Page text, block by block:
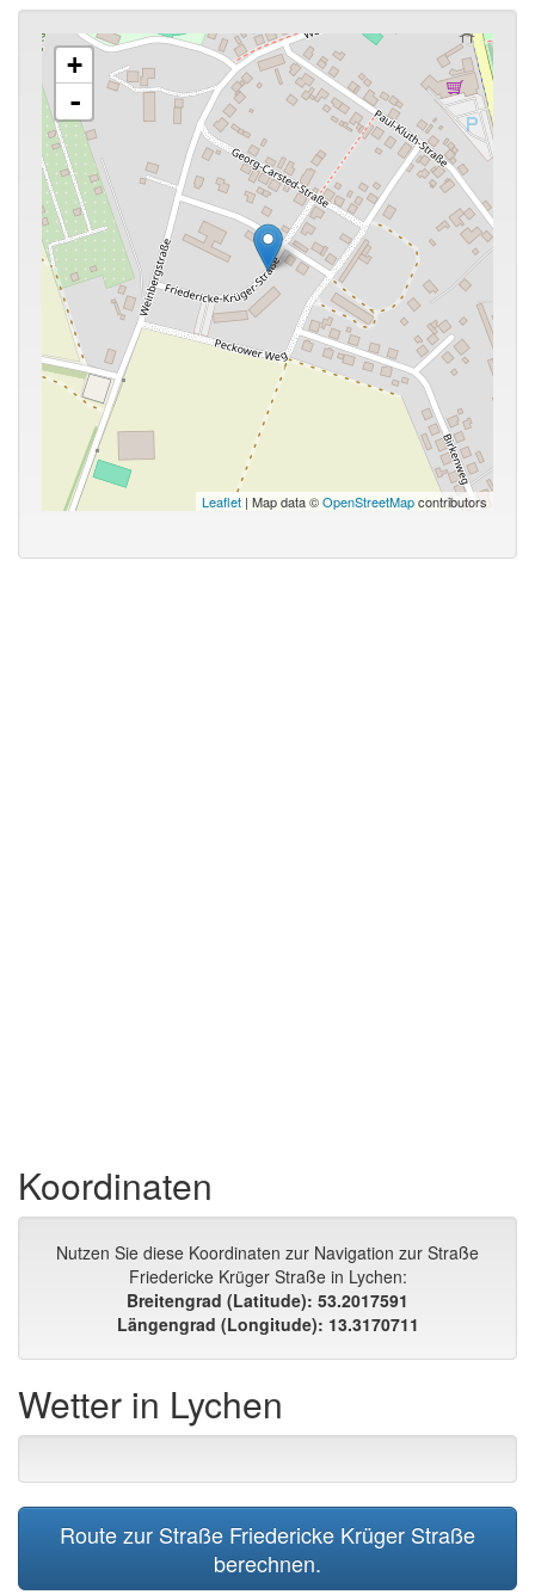
+
-
Leaflet | Map data ©OpenStreetMapcontributors
Koordinaten
Nutzen Sie diese Koordinaten zur Navigation zur Straße
Friedericke Krüger Straße in Lychen:
Breitengrad (Latitude): 53.2017591
Längengrad (Longitude): 13.3170711
Wetter in Lychen
Route zur Straße Friedericke Krüger Straße
berechnen.